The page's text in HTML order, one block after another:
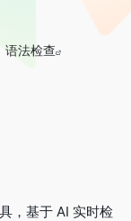
语法检查
，基于 AI 实时检